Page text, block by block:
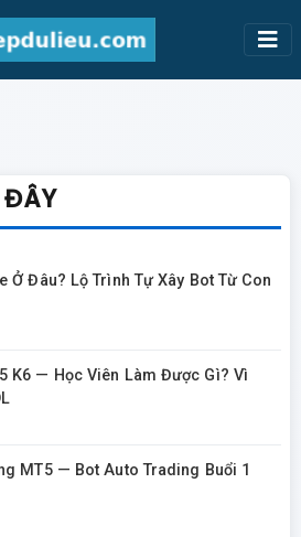
ĐÂY
Ở Đâu? Lộ Trình Tự Xây Bot Từ Con
K6 — Học Viên Làm Được Gì? Vì
MT5 — Bot Auto Trading Buổi 1